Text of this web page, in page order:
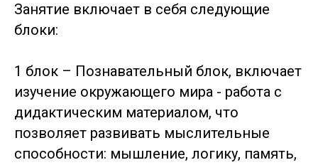
Занятие включает в себя следующие
блоки:
1 блок – Познавательный блок, включает
изучение окружающего мира - работа с
дидактическим материалом, что
позволяет развивать мыслительные
способности: мышление, логику, память,